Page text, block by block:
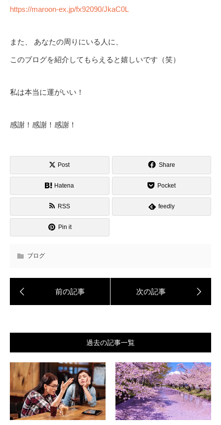
https://maroon-ex.jp/fx92090/JkaC0L
また、 あなたの周りにいる人に、
このブログを紹介してもらえると嬉しいです（笑）
私は本当に運がいい！
感謝！感謝！感謝！
Post Share
Hatena Pocket
RSS feedly
Pin it
ブログ
過去の記事一覧